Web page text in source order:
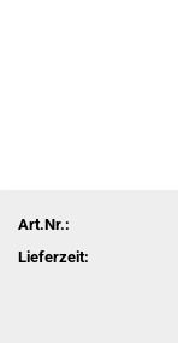
Art.Nr.:
Lieferzeit: